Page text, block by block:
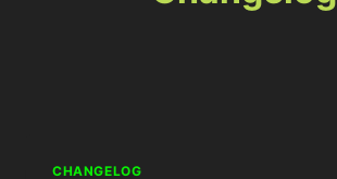
CHANGELOG